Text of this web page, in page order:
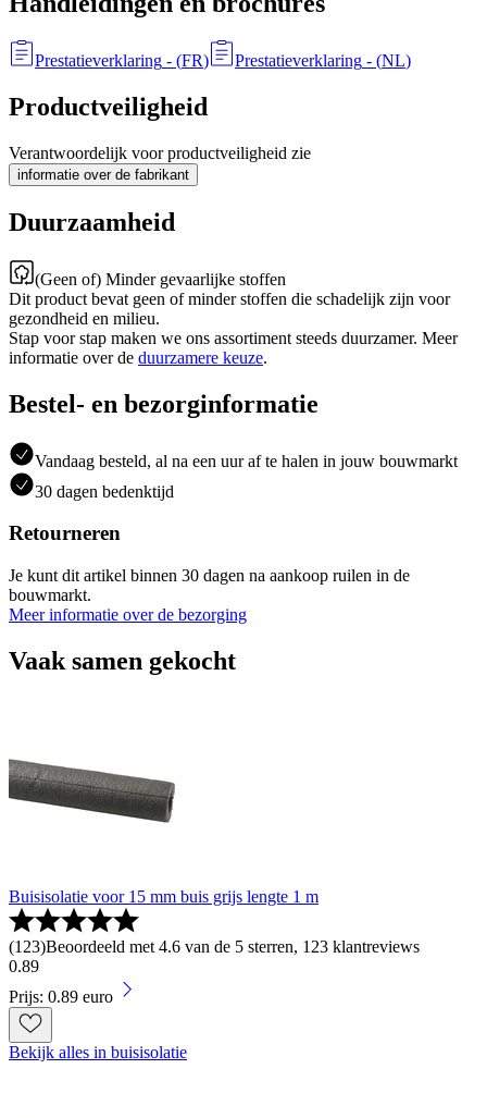
Prestatieverklaring - (FR) Prestatieverklaring - (NL)
Productveiligheid
Verantwoordelijk voor productveiligheid zie
informatie over de fabrikant
Duurzaamheid
(Geen of) Minder gevaarlijke stoffen
Dit product bevat geen of minder stoffen die schadelijk zijn voor
gezondheid en milieu.
Stap voor stap maken we ons assortiment steeds duurzamer. Meer
informatie over de duurzamere keuze.
Bestel- en bezorginformatie
Vandaag besteld, al na een uur af te halen in jouw bouwmarkt
30 dagen bedenktijd
Retourneren
Je kunt dit artikel binnen 30 dagen na aankoop ruilen in de
bouwmarkt.
Meer informatie over de bezorging
Vaak samen gekocht
Buisisolatie voor 15 mm buis grijs lengte 1 m
(123)Beoordeeld met 4.6 van de 5 sterren, 123 klantreviews
0.89
Prijs: 0.89 euro
Bekijk alles in buisisolatie